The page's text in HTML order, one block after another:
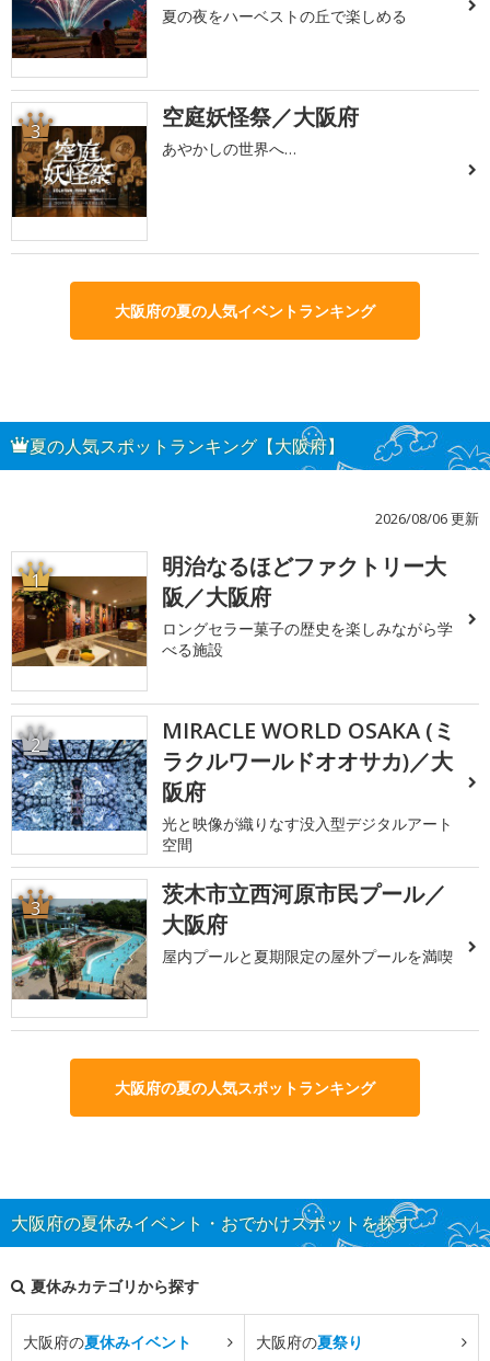
夏の夜をハーベストの丘で楽しめる
3 空庭妖怪祭／大阪府
あやかしの世界へ…
大阪府の夏の人気イベントランキング
夏の人気スポットランキング【大阪府】
2026/08/06 更新
1
明治なるほどファクトリー大
阪／大阪府
ロングセラー菓子の歴史を楽しみながら学
べる施設
2
MIRACLE WORLD OSAKA (ミ
ラクルワールドオオサカ)／大
阪府
光と映像が織りなす没入型デジタルアート
空間
3
茨木市立西河原市民プール／
大阪府
屋内プールと夏期限定の屋外プールを満喫
大阪府の夏の人気スポットランキング
大阪府の夏休みイベント・おでかけスポットを探す
夏休みカテゴリから探す
大阪府の夏休みイベント 大阪府の夏祭り